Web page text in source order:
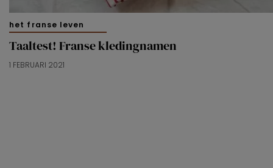
het franse leven
Taaltest! Franse kledingnamen
1 FEBRUARI 2021